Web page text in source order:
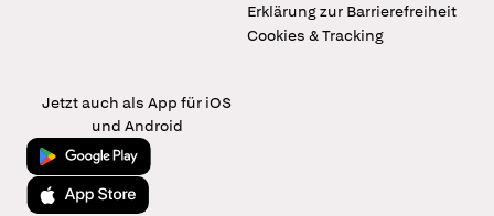
Erklärung zur Barrierefreiheit
Cookies & Tracking
Jetzt auch als App für iOS
und Android
Jetzt bei Google Play
Laden im App Store